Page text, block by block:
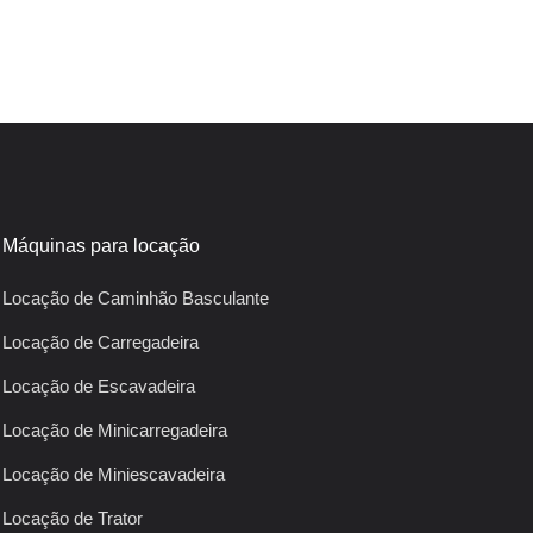
Máquinas para locação
Locação de Caminhão Basculante
Locação de Carregadeira
Locação de Escavadeira
Locação de Minicarregadeira
Locação de Miniescavadeira
Locação de Trator